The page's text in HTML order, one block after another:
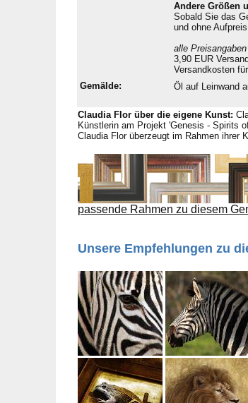
Andere Größen
Sobald Sie das
und ohne
alle
3,90 EUR
Versandkosten
Gemälde:
Öl auf Leinwand
Claudia Flor über die eigene Kunst:
Künstlerin am Projekt 'Genesis - Spirits
Claudia Flor überzeugt im Rahmen ihrer
passende Rahmen zu diesem
Unsere Empfehlungen zu